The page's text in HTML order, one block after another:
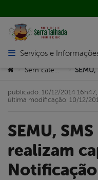
Abrir menu principal de
Serviços e
Você está aqui:
> >
SEMU, SMS E MPPE
realizam
publicado: 10/12/2014 16h47,
última modificação: 10/12/